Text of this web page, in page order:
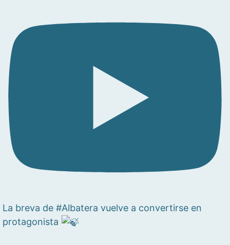
La breva de #Albatera vuelve a convertirse en
protagonista